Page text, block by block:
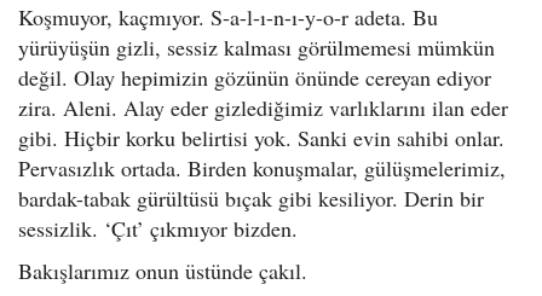
Koşmuyor, kaçmıyor. S-a-l-ı-n-ı-y-o-r adeta. Bu
yürüyüşün gizli, sessiz kalması görülmemesi mümkün
değil. Olay hepimizin gözünün önünde cereyan ediyor
zira. Aleni. Alay eder gizlediğimiz varlıklarını ilan eder
gibi. Hiçbir korku belirtisi yok. Sanki evin sahibi onlar.
Pervasızlık ortada. Birden konuşmalar, gülüşmelerimiz,
bardak-tabak gürültüsü bıçak gibi kesiliyor. Derin bir
sessizlik. ‘Çıt’ çıkmıyor bizden.
Bakışlarımız onun üstünde çakıl.